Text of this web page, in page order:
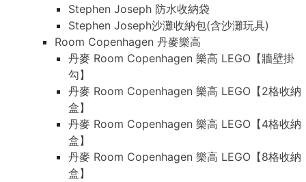
Stephen Joseph 防水收納袋
Stephen Joseph沙灘收納包(含沙灘玩具)
Room Copenhagen 丹麥樂高
丹麥 Room Copenhagen 樂高 LEGO【牆壁掛
勾】
丹麥 Room Copenhagen 樂高 LEGO【2格收納
盒】
丹麥 Room Copenhagen 樂高 LEGO【4格收納
盒】
丹麥 Room Copenhagen 樂高 LEGO【8格收納
盒】